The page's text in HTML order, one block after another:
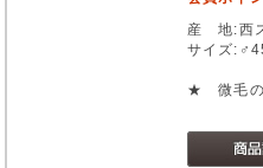
産 地:西
サイズ
★ 微毛の